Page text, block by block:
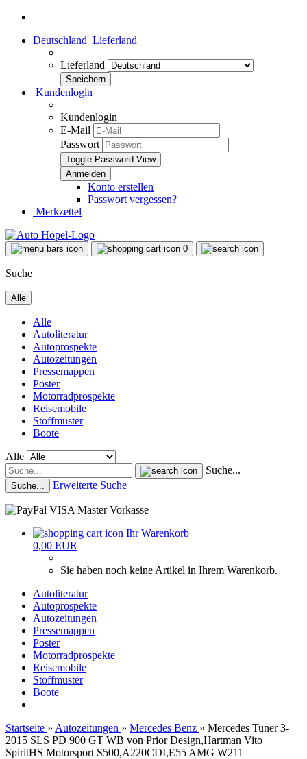
Deutschland Lieferland
Lieferland
Kundenlogin
Kundenlogin
E-Mail
Passwort
Toggle Password View
Konto erstellen
Passwort vergessen?
Merkzettel
0
Suche
Alle
Alle
Autoliteratur
Autoprospekte
Autozeitungen
Pressemappen
Poster
Motorradprospekte
Reisemobile
Stoffmuster
Boote
Alle
Suche...
Suche... Erweiterte Suche
Ihr Warenkorb
0,00 EUR
Sie haben noch keine Artikel in Ihrem Warenkorb.
Autoliteratur
Autoprospekte
Autozeitungen
Pressemappen
Poster
Motorradprospekte
Reisemobile
Stoffmuster
Boote
Startseite » Autozeitungen » Mercedes Benz » Mercedes Tuner 3-
2015 SLS PD 900 GT WB von Prior Design,Hartman Vito
SpiritHS Motorsport S500,A220CDI,E55 AMG W211